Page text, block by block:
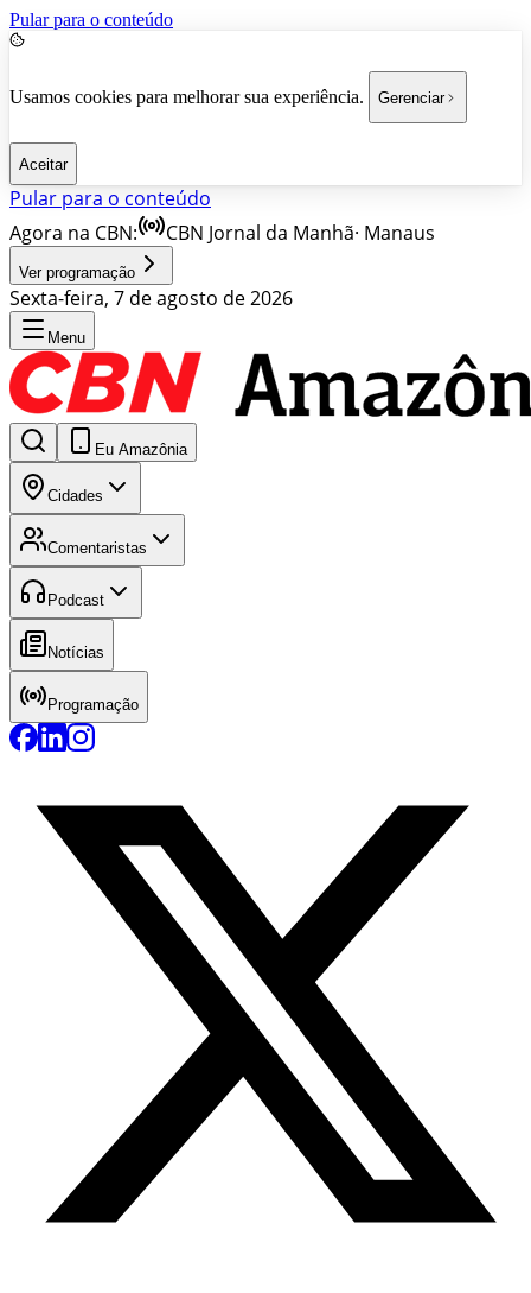
Pular para o conteúdo
Usamos cookies para melhorar sua experiência. Gerenciar
Aceitar
Pular para o conteúdo
Agora na CBN:
CBN Jornal da Manhã· Manaus
Ver programação
Sexta-feira, 7 de agosto de 2026
Menu
Eu Amazônia
Cidades
Comentaristas
Podcast
Notícias
Programação